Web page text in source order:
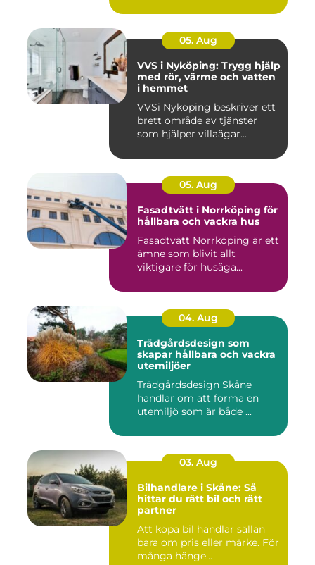
05. Aug
VVS i Nyköping: Trygg hjälp
med rör, värme och vatten
i hemmet
VVSi Nyköping beskriver ett
brett område av tjänster
som hjälper villaägar...
05. Aug
Fasadtvätt i Norrköping för
hållbara och vackra hus
Fasadtvätt Norrköping är ett
ämne som blivit allt
viktigare för husäga...
04. Aug
Trädgårdsdesign som
skapar hållbara och vackra
utemiljöer
Trädgårdsdesign Skåne
handlar om att forma en
utemiljö som är både ...
03. Aug
Bilhandlare i Skåne: Så
hittar du rätt bil och rätt
partner
Att köpa bil handlar sällan
bara om pris eller märke. För
många hänge...